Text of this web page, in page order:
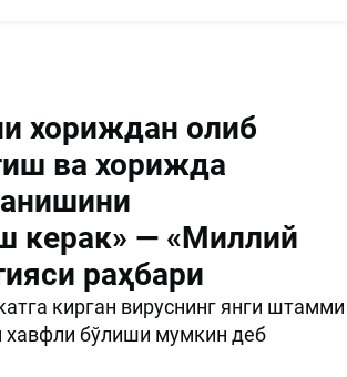
хориждан олиб
ва хорижда
керак» — «Миллий
раҳбари
кирган вируснинг янги штамми
хавфли бўлиши мумкин деб